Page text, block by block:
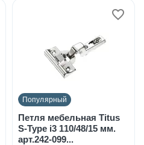
Популярный
Петля мебельная Titus
S-Type i3 110/48/15 мм.
арт.242-099...